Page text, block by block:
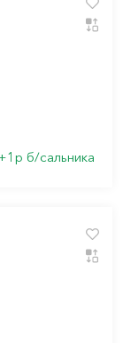
б/сальника